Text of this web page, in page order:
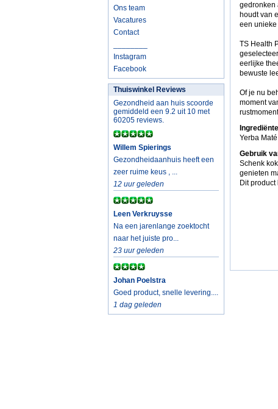
Ons team
Vacatures
Contact
Instagram
Facebook
Thuiswinkel Reviews
Gezondheid aan huis scoorde
gemiddeld een 9.2 uit 10 met
60205 reviews.
Willem Spierings
Gezondheidaanhuis heeft een
zeer ruime keus , ...
12 uur geleden
Leen Verkruysse
Na een jarenlange zoektocht
naar het juiste pro...
23 uur geleden
Johan Poelstra
Goed product, snelle levering....
1 dag geleden
gedronken
houdt van
een
TS Health
eerlijke
bewuste
Of je nu
moment
Yerba
Gebruik
Schenk
genieten
Dit